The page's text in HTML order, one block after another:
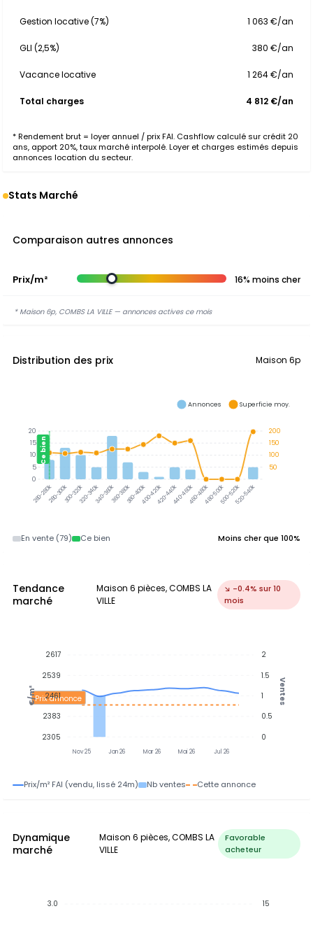
Gestion locative (7%) 1 063 €/an
GLI (2,5%) 380 €/an
Vacance locative 1 264 €/an
Total charges 4 812 €/an
* Rendement brut = loyer annuel / prix FAI. Cashflow calculé sur crédit 20
ans, apport 20%, taux marché interpolé. Loyer et charges estimés depuis
annonces location du secteur.
Stats Marché
Comparaison autres annonces
Prix/m² 16% moins cher
* Maison 6p, COMBS LA VILLE — annonces actives ce mois
Distribution des prix Maison 6p
260-280k280-300k300-320k320-340k340-360k360-380k380-400k400-420k420-440k440-460k460-480k480-500k500-520k520-540k
Ce bien
200
150
100
50
20
15
10
5
0
Annonces Superficie moy.
En vente (79) Ce bien Moins cher que 100%
Tendance
marché
Maison 6 pièces, COMBS LA
VILLE
↘ -0.4% sur 10
mois
Nov 25 Jan 26 Mar 26 Mai 26 Jul 26
Prix annonce
2
1.5
1
0.5
0
Ventes
2617
2539
2461
2383
2305
€/m²
Prix/m² FAI (vendu, lissé 24m) Nb ventes Cette annonce
Dynamique
marché
Maison 6 pièces, COMBS LA
VILLE
Favorable
acheteur
15
3.0